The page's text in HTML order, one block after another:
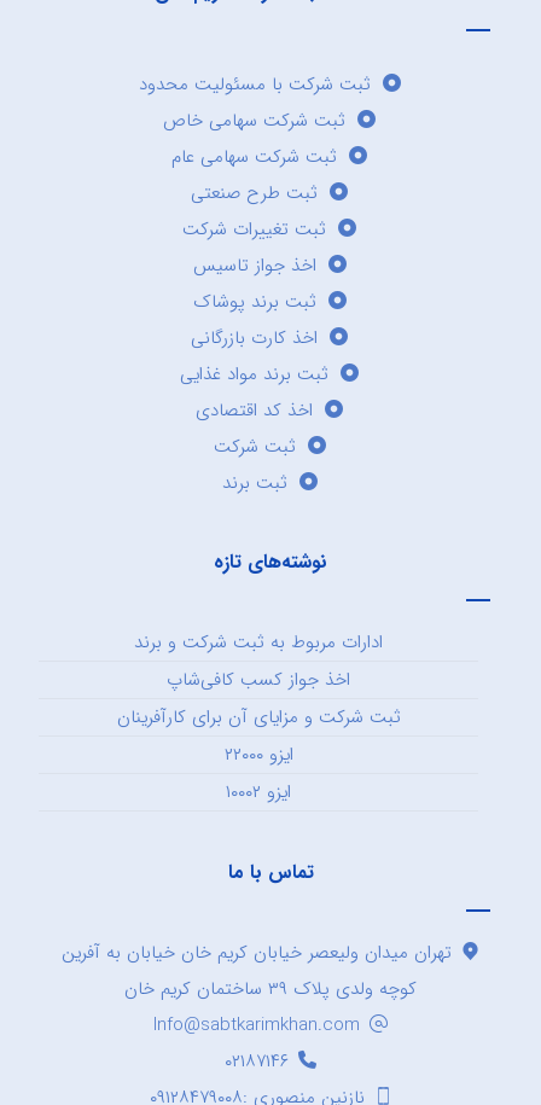
ثبت شرکت با مسئولیت محدود
ثبت شرکت سهامی خاص
ثبت شرکت سهامی عام
ثبت طرح صنعتی
ثبت تغییرات شرکت
اخذ جواز تاسیس
ثبت برند پوشاک
اخذ کارت بازرگانی
ثبت برند مواد غذایی
اخذ کد اقتصادی
ثبت شرکت
ثبت برند
نوشته‌های تازه
ادارات مربوط به ثبت شرکت و برند
اخذ جواز کسب کافی‌شاپ
ثبت شرکت و مزایای آن برای کارآفرینان
ایزو ۲۲۰۰۰
ایزو ۱۰۰۰۲
تماس با ما
تهران میدان ولیعصر خیابان کریم خان خیابان به آفرین
کوچه ولدی پلاک ۳۹ ساختمان کریم خان
Info@sabtkarimkhan.com
۰۲۱۸۷۱۴۶
نازنین منصوری :۰۹۱۲۸۴۷۹۰۰۸